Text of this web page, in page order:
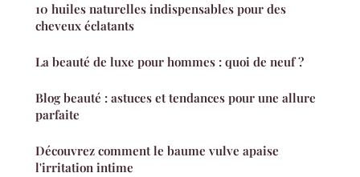
10 huiles naturelles indispensables pour des
cheveux éclatants
La beauté de luxe pour hommes : quoi de neuf ?
Blog beauté : astuces et tendances pour une allure
parfaite
Découvrez comment le baume vulve apaise
l'irritation intime